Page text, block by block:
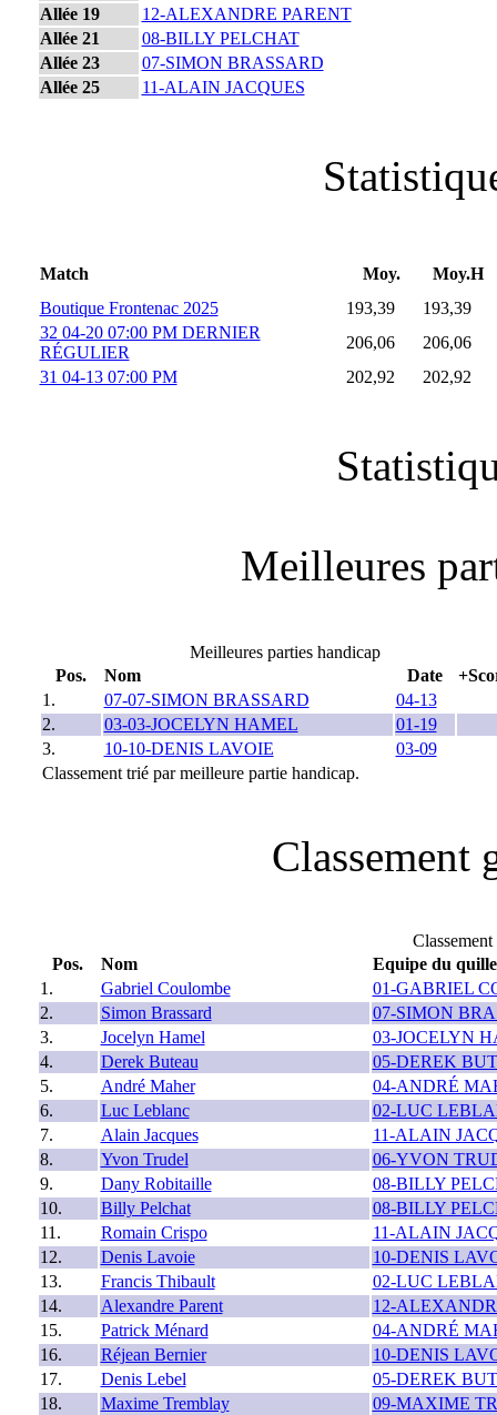
Allée 19
12-ALEXANDRE PARENT
Allée 21
08-BILLY PELCHAT
Allée 23
07-SIMON BRASSARD
Allée 25
11-ALAIN JACQUES
Match Moy.
Moy.H
Boutique Frontenac 2025
193,39
193,39
32 04-20 07:00 PM DERNIER
RÉGULIER
206,06
206,06
31 04-13 07:00 PM
202,92 202,92
Meilleures
Meilleures parties handicap
Pos.
Nom Date
1.
07-07-SIMON BRASSARD
04-13
2.
03-03-JOCELYN HAMEL
01-19
3.
10-10-DENIS LAVOIE
03-09
Classement trié par meilleure partie handicap.
Classement
Pos.
Nom
Equipe du
1.
Gabriel Coulombe
01-GABRIEL
2.
Simon Brassard
07-SIMON
3.
Jocelyn Hamel
03-JOCELYN
4.
Derek Buteau
05-DEREK
5.
André Maher
04-ANDRÉ
6.
Luc Leblanc
02-LUC
7.
Alain Jacques
11-ALAIN
8.
Yvon Trudel
06-YVON
9.
Dany Robitaille
08-BILLY
10.
Billy Pelchat
08-BILLY
11.
Romain Crispo
11-ALAIN
12.
Denis Lavoie
10-DENIS
13.
Francis Thibault
02-LUC
14.
Alexandre Parent
12-
15.
Patrick Ménard
04-ANDRÉ
16.
Réjean Bernier
10-DENIS
17.
Denis Lebel
05-DEREK
18.
Maxime Tremblay 09-MAXIME